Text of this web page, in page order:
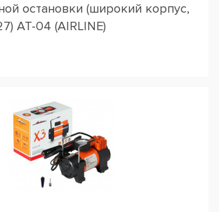
остановки (широкий корпус,
AT-04 (AIRLINE)